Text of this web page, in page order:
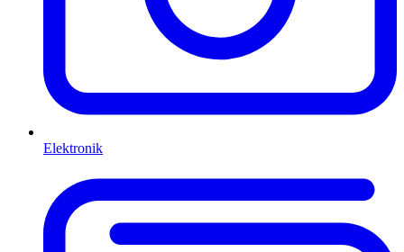
Elektronik